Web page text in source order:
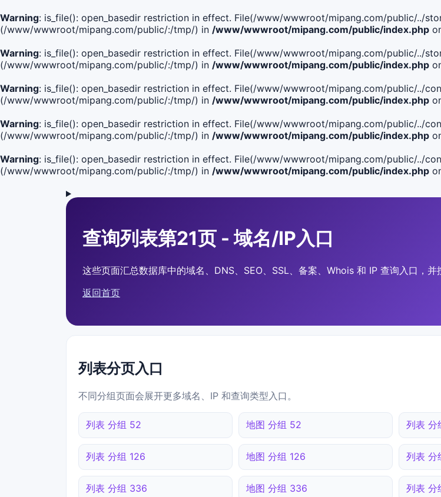
Warning: is_file(): open_basedir restriction in effect. File(/www/wwwroot/mipang.com/public/../
(/www/wwwroot/mipang.com/public/:/tmp/) in /www/wwwroot/mipang.com/public/index.php
Warning: is_file(): open_basedir restriction in effect. File(/www/wwwroot/mipang.com/public/../
(/www/wwwroot/mipang.com/public/:/tmp/) in /www/wwwroot/mipang.com/public/index.php
Warning: is_file(): open_basedir restriction in effect. File(/www/wwwroot/mipang.com/public/../
(/www/wwwroot/mipang.com/public/:/tmp/) in /www/wwwroot/mipang.com/public/index.php
Warning: is_file(): open_basedir restriction in effect. File(/www/wwwroot/mipang.com/public/../
(/www/wwwroot/mipang.com/public/:/tmp/) in /www/wwwroot/mipang.com/public/index.php
Warning: is_file(): open_basedir restriction in effect. File(/www/wwwroot/mipang.com/public/../
(/www/wwwroot/mipang.com/public/:/tmp/) in /www/wwwroot/mipang.com/public/index.php
查询列表第21页 - 域名/IP入口
这些页面汇总数据库中的域名、DNS、SEO、SSL、备案、Whois 和 IP 查询入口，并
返回首页
列表分页入口
不同分组页面会展开更多域名、IP 和查询类型入口。
列表 分组 52 地图 分组 52 列表 分
列表 分组 126 地图 分组 126 列表 分
列表 分组 336 地图 分组 336 列表 分